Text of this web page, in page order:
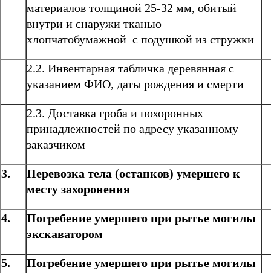
материалов толщиной 25-32 мм, обитый
внутри и снаружи тканью
хлопчатобумажной с подушкой из стружки
2.2. Инвентарная табличка деревянная с
указанием ФИО, даты рождения и смерти
2.3. Доставка гроба и похоронных
принадлежностей по адресу указанному
заказчиком
3.
Перевозка тела (останков) умершего к
месту захоронения
4.
Погребение умершего при рытье могилы
экскаватором
5.
Погребение умершего при рытье могилы